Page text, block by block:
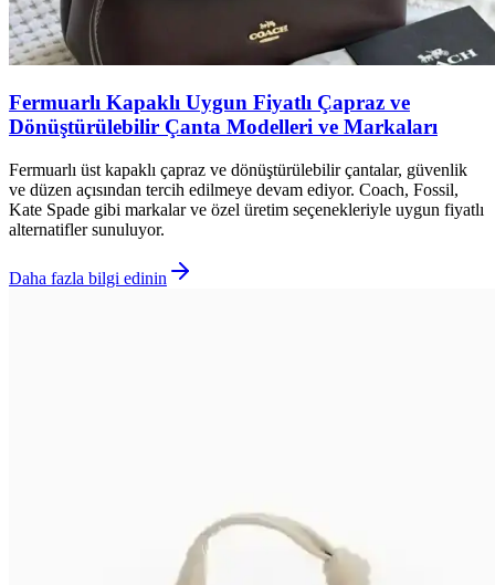
Fermuarlı Kapaklı Uygun Fiyatlı Çapraz ve
Dönüştürülebilir Çanta Modelleri ve Markaları
Fermuarlı üst kapaklı çapraz ve dönüştürülebilir çantalar, güvenlik
ve düzen açısından tercih edilmeye devam ediyor. Coach, Fossil,
Kate Spade gibi markalar ve özel üretim seçenekleriyle uygun fiyatlı
alternatifler sunuluyor.
Daha fazla bilgi edinin